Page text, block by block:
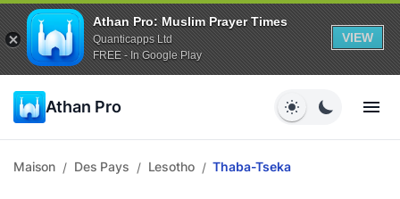
Athan Pro: Muslim Prayer Times
Quanticapps Ltd
FREE - In Google Play
VIEW
Athan Pro
Maison / Des Pays / Lesotho / Thaba-Tseka